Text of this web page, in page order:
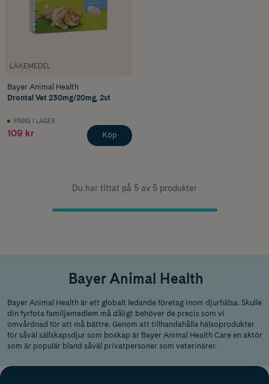
LÄKEMEDEL
Bayer Animal Health
Drontal Vet 230mg/20mg, 2st
FINNS I LAGER
109 kr Köp
Du har tittat på 5 av 5 produkter
Bayer Animal Health
Bayer Animal Health är ett globalt ledande företag inom djurhälsa. Skulle
din fyrfota familjemedlem må dåligt behöver de precis som vi
omvårdnad för att må bättre. Genom att tillhandahålla hälsoprodukter
för såväl sällskapsdjur som boskap är Bayer Animal Health Care en aktör
som är populär bland såväl privatpersoner som veterinärer.